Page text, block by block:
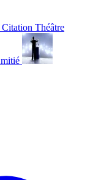
Citation Théâtre